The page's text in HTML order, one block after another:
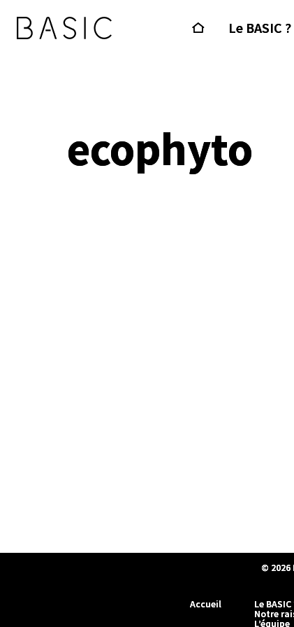
Le BASIC ?
ecophyto
© 2026
Accueil Le BASIC
Notre
L’équipe